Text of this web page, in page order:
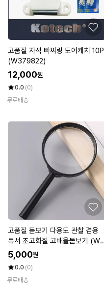
고품질 자석 빠찌링 도어캐치 10P
(W379822)
12,000원
0.0 (0)
무료배송
고품질 돋보기 다용도 관찰 겸용
독서 초고화질 고배율돋보기 (WF
KB6PV)
5,000원
0.0 (0)
무료배송